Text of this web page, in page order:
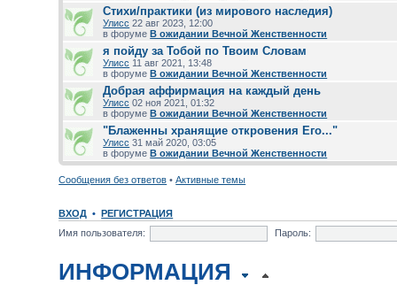
Стихи/практики (из мирового наследия)
Улисс 22 авг 2023, 12:00
в форумеВ ожидании Вечной Женственности
я пойду за Тобой по Твоим Словам
Улисс 11 авг 2021, 13:48
в форумеВ ожидании Вечной Женственности
Добрая аффирмация на каждый день
Улисс 02 ноя 2021, 01:32
в форумеВ ожидании Вечной Женственности
"Блаженны хранящие откровения Его..."
Улисс 31 май 2020, 03:05
в форумеВ ожидании Вечной Женственности
Сообщения без ответов •Активные темы
ВХОД •РЕГИСТРАЦИЯ
Имя пользователя:
Пароль:
ИНФОРМАЦИЯ